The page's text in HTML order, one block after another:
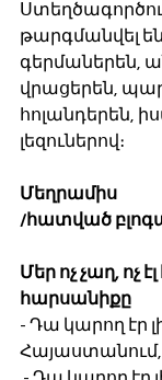
թարգմանվել
գերմաներեն,
վրացերեն,
հոլանդերեն,
լեզուներով։
Մեղրամիս
/հատված
Մեր ոչ չաղ, ոչ
հարսանիքը
- Դա կարող էր
Հայաստանում,-